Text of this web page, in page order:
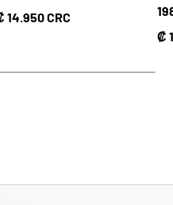
normal
14.950 CRC
₡